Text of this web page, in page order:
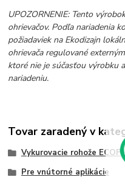
UPOZORNENIE: Tento
ohrievačov. Podľa nariadenia
požiadaviek na Ekodizajn
ohrievača regulované
ktoré nie je súčasťou výrobku
nariadeniu.
Tovar zaradený v
Vykurovacie rohože
Pre vnútorné aplikácie